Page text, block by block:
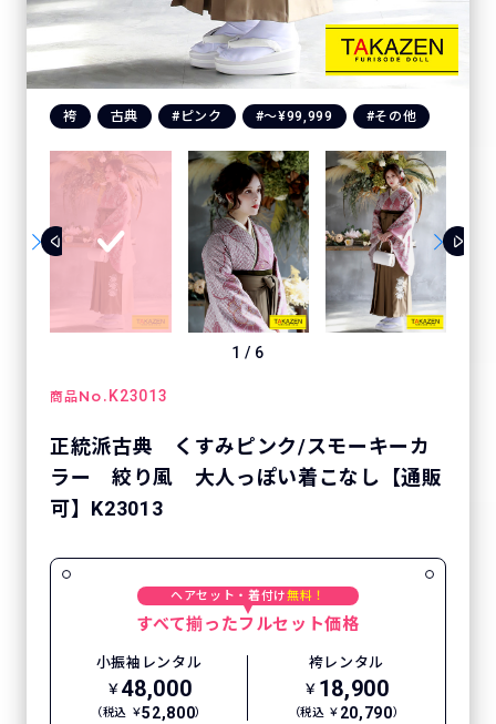
袴 古典 #ピンク #〜¥99,999 #その他
1 / 6
商品No. K23013
正統派古典 くすみピンク/スモーキーカ
ラー 絞り風 大人っぽい着こなし【通販
可】K23013
ヘアセット・着付け無料！
すべて揃ったフルセット価格
小振袖レンタル
￥ 48,000
（税込 ￥52,800）
袴レンタル
￥ 18,900
（税込 ￥ 20,790）